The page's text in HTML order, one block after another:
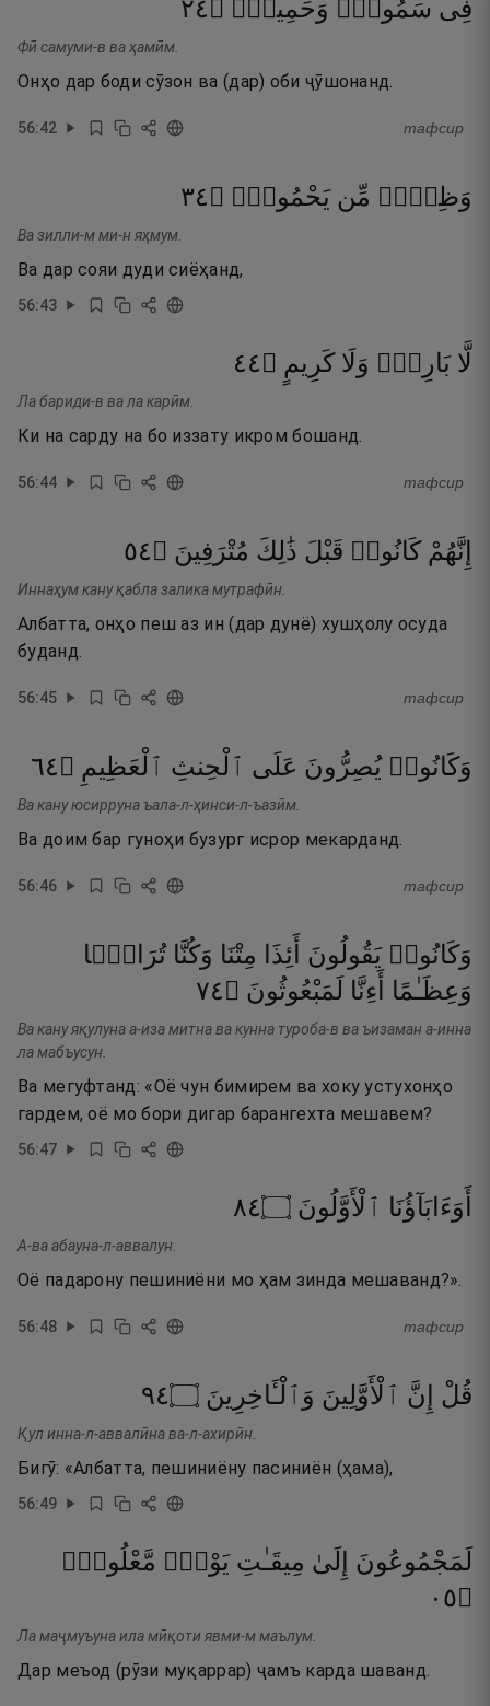
فِى سَمُومٍۢ وَحَمِيمٍۢ ۝٤٢
Фӣ самуми-в ва ҳамӣм.
Онҳо дар боди сӯзон ва (дар) оби ҷӯшонанд.
56:42 тафсир
وَظِلٍّۢ مِّن يَحْمُومٍۢ ۝٤٣
Ва зилли-м ми-н яҳмум.
Ва дар сояи дуди сиёҳанд,
56:43
لَّا بَارِدٍۢ وَلَا كَرِيمٍ ۝٤٤
Ла бариди-в ва ла карӣм.
Ки на сарду на бо иззату икром бошанд.
56:44 тафсир
إِنَّهُمْ كَانُوا۟ قَبْلَ ذَٰلِكَ مُتْرَفِينَ ۝٤٥
Иннаҳум кану қабла залика мутрафӣн.
Албатта, онҳо пеш аз ин (дар дунё) хушҳолу осуда
буданд.
56:45 тафсир
وَكَانُوا۟ يُصِرُّونَ عَلَى ٱلْحِنثِ ٱلْعَظِيمِ ۝٤٦
Ва кану юсирруна ъала-л-ҳинси-л-ъазӣм.
Ва доим бар гуноҳи бузург исрор мекарданд.
56:46 тафсир
وَكَانُوا۟ يَقُولُونَ أَئِذَا مِتْنَا وَكُنَّا تُرَابًۭا
وَعِظَـٰمًا
أَءِنَّا لَمَبْعُوثُونَ ۝٤٧
Ва кану яқулуна а-иза митна ва кунна туроба-в ва ъизаман а-инна
ла мабъусун.
Ва мегуфтанд: «Оё чун бимирем ва хоку устухонҳо
гардем, оё мо бори дигар барангехта мешавем?
56:47
أَوَءَابَآؤُنَا ٱلْأَوَّلُونَ ۝٤٨
А-ва абауна-л-аввалун.
Оё падарону пешиниёни мо ҳам зинда мешаванд?».
56:48 тафсир
قُلْ إِنَّ ٱلْأَوَّلِينَ وَٱلْـَٔاخِرِينَ ۝٤٩
Қул инна-л-аввалӣна ва-л-ахирӣн.
Бигӯ: «Албатта, пешиниёну пасиниён (ҳама),
56:49
لَمَجْمُوعُونَ إِلَىٰ مِيقَـٰتِ يَوْمٍۢ مَّعْلُومٍۢ
۝٥٠
Ла маҷмуъуна ила мӣқоти явми-м маълум.
Дар меъод (рӯзи муқаррар) ҷамъ карда шаванд.